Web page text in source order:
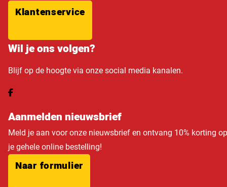
Klantenservice
Wil je ons volgen?
Blijf op de hoogte via onze social media kanalen.
Aanmelden nieuwsbrief
Meld je aan voor onze nieuwsbrief en ontvang 10% korting op
je gehele online bestelling!
Naar formulier